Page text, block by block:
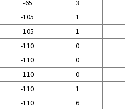
-65 3
-105 1
-105 1
-110 0
-110 0
-110 0
-110 1
-110 6